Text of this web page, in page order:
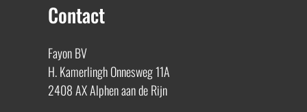
Contact
Fayon BV
H. Kamerlingh Onnesweg 11A
2408 AX Alphen aan de Rijn